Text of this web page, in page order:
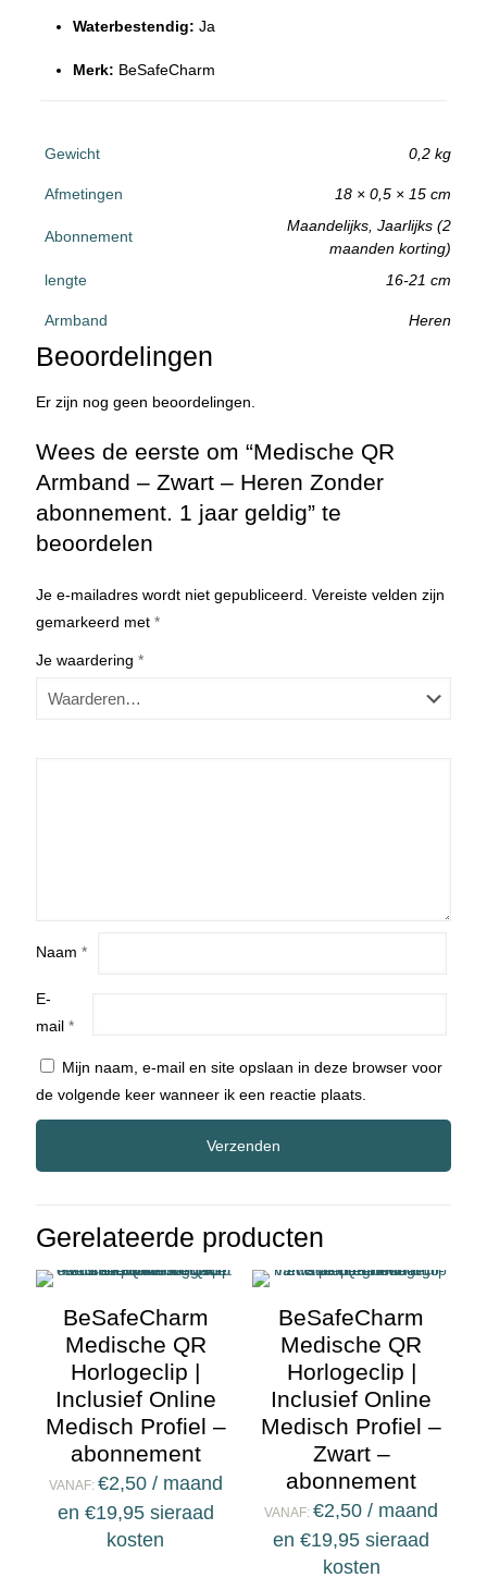
Waterbestendig: Ja
Merk: BeSafeCharm
Gewicht 0,2 kg
Afmetingen 18 × 0,5 × 15 cm
Abonnement
Maandelijks, Jaarlijks (2
maanden korting)
lengte
16-21 cm
Armband Heren
Beoordelingen
Er zijn nog geen beoordelingen.
Wees de eerste om “Medische QR
Armband – Zwart – Heren Zonder
abonnement. 1 jaar geldig” te
beoordelen
Je e-mailadres wordt niet gepubliceerd. Vereiste velden zijn
gemarkeerd met *
Je waardering *
Naam *
E-
mail *
Mijn naam, e-mail en site opslaan in deze browser voor
de volgende keer wanneer ik een reactie plaats.
Gerelateerde producten
BeSafeCharm
Medische QR
Horlogeclip |
Inclusief Online
Medisch Profiel –
abonnement
VANAF: €2,50 / maand
en €19,95sieraad
kosten
BeSafeCharm
Medische QR
Horlogeclip |
Inclusief Online
Medisch Profiel –
Zwart –
abonnement
VANAF:€2,50 / maand
en€19,95 sieraad
kosten